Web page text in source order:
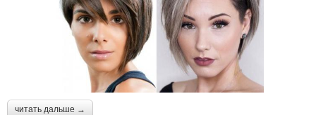
читать дальше →